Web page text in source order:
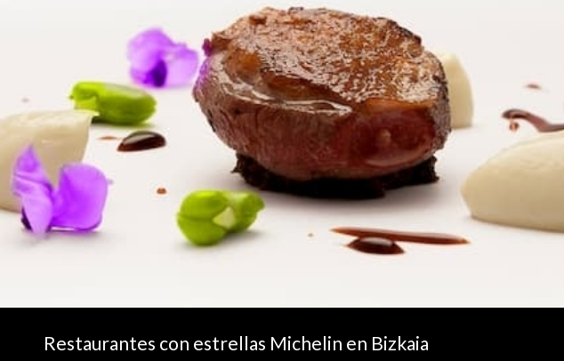
Restaurantes con estrellas Michelin en Bizkaia